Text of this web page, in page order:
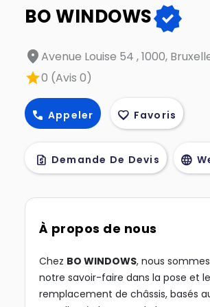
BO WINDOWSverified
location_onAvenue Louise 54 , 1000,
star0 (Avis 0)
call Appeler favorite Favoris
request_quote Demande De Devis language
À propos de nous
Chez BO WINDOWS, nous
notre savoir-faire dans la pose et le
remplacement de châssis, basés